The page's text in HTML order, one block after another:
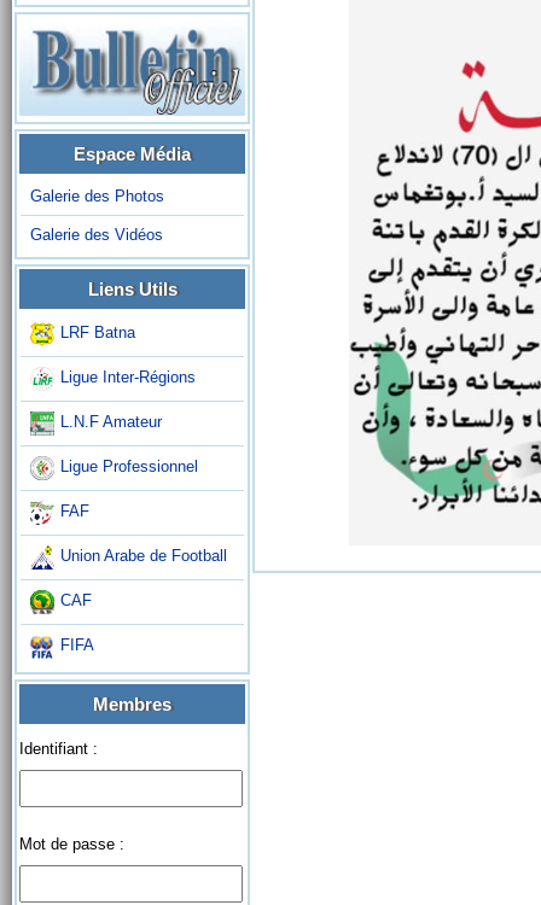
Espace Média
Galerie des Photos
Galerie des Vidéos
Liens Utils
LRF Batna
Ligue Inter-Régions
L.N.F Amateur
Ligue Professionnel
FAF
Union Arabe de Football
CAF
FIFA
Membres
Identifiant :
Mot de passe :